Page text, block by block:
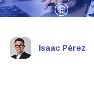
Isaac Pérez